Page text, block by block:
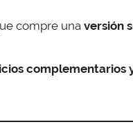
compre una versión
complementarios